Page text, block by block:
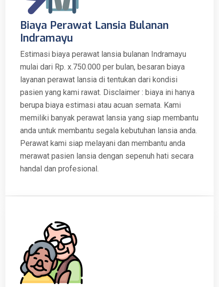
Biaya Perawat Lansia Bulanan
Indramayu
Estimasi biaya perawat lansia bulanan Indramayu
mulai dari Rp. x.750.000 per bulan, besaran biaya
layanan perawat lansia di tentukan dari kondisi
pasien yang kami rawat. Disclaimer : biaya ini hanya
berupa biaya estimasi atau acuan semata. Kami
memiliki banyak perawat lansia yang siap membantu
anda untuk membantu segala kebutuhan lansia anda.
Perawat kami siap melayani dan membantu anda
merawat pasien lansia dengan sepenuh hati secara
handal dan profesional.